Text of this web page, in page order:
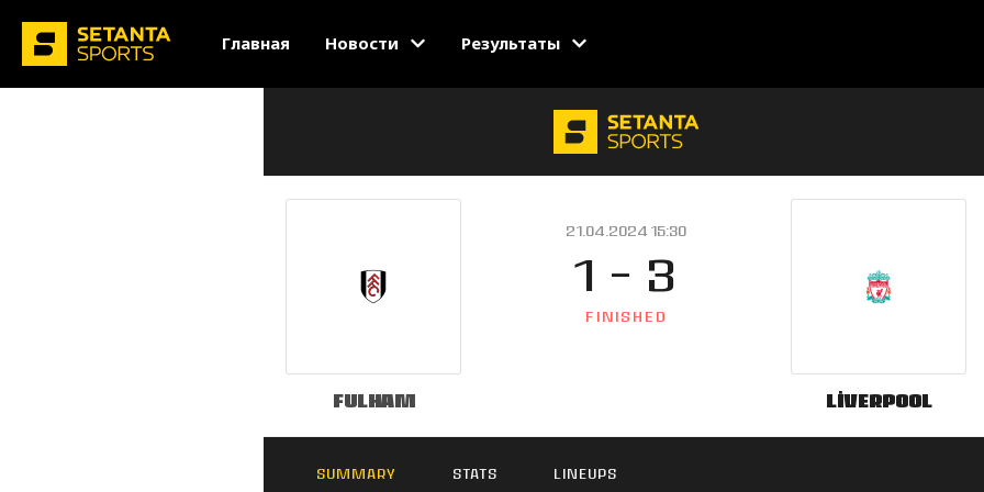
Главная Новости Результаты
Fulham
21.04.2024 15:30
1 - 3
FINISHED
Liverpool
SUMMARY STATS LINEUPS